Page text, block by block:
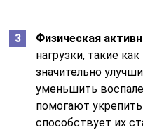
Физическая
нагрузки, такие
значительно
уменьшить
помогают
способствует их